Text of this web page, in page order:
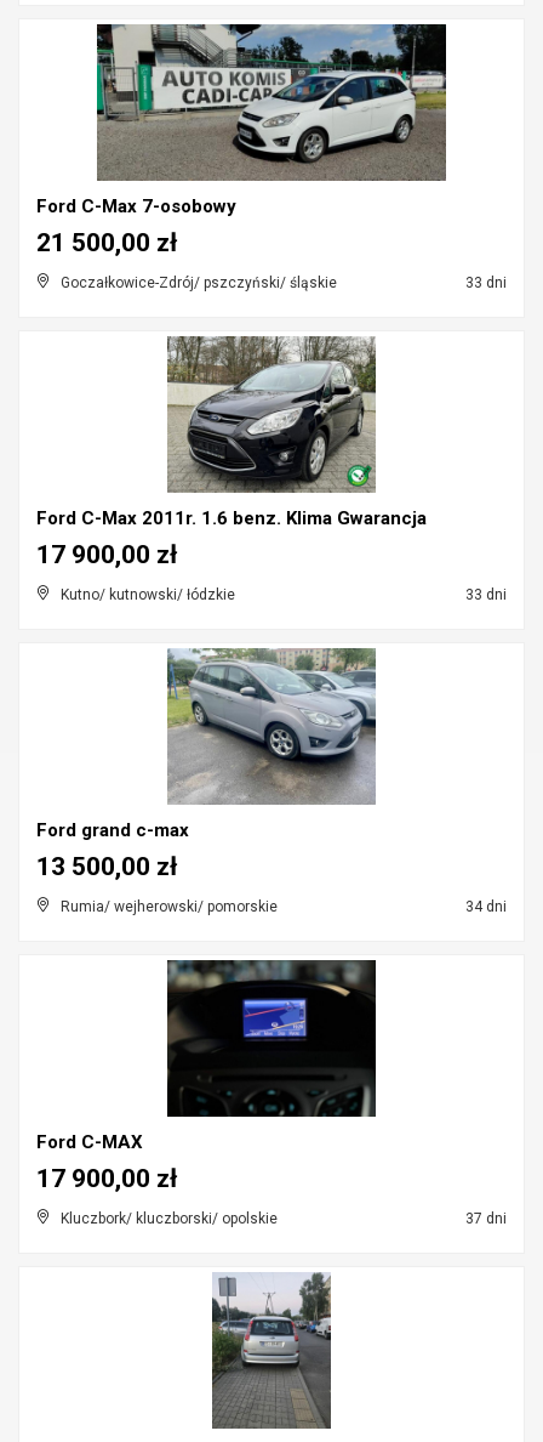
Ford C-Max 7-osobowy
Goczałkowice-Zdrój/ pszczyński/ śląskie 33 dni
21 500,00 zł
Ford C-Max 2011r. 1.6 benz. Klima Gwarancja
Kutno/ kutnowski/ łódzkie 33 dni
17 900,00 zł
Ford grand c-max
Rumia/ wejherowski/ pomorskie 34 dni
13 500,00 zł
Ford C-MAX
Kluczbork/ kluczborski/ opolskie 37 dni
17 900,00 zł